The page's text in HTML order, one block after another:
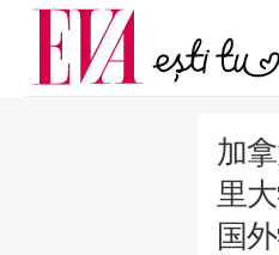
Carieră
Actualitate
加
里
国